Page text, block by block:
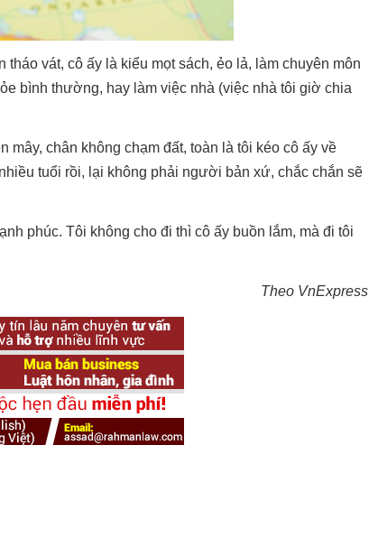
vát, cô ấy là kiểu mọt sách, ẻo lả, làm chuyên môn
bình thường, hay làm việc nhà (việc nhà tôi giờ chia
mây, chân không chạm đất, toàn là tôi kéo cô ấy về
tuổi rồi, lại không phải người bản xứ, chắc chắn sẽ
phúc. Tôi không cho đi thì cô ấy buồn lắm, mà đi tôi
Theo VnExpress